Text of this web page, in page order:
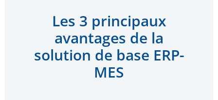
Les 3 principaux
avantages de la
solution de base ERP-
MES